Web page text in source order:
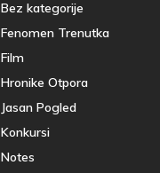
Bez kategorije
Fenomen Trenutka
Film
Hronike Otpora
Jasan Pogled
Konkursi
Notes